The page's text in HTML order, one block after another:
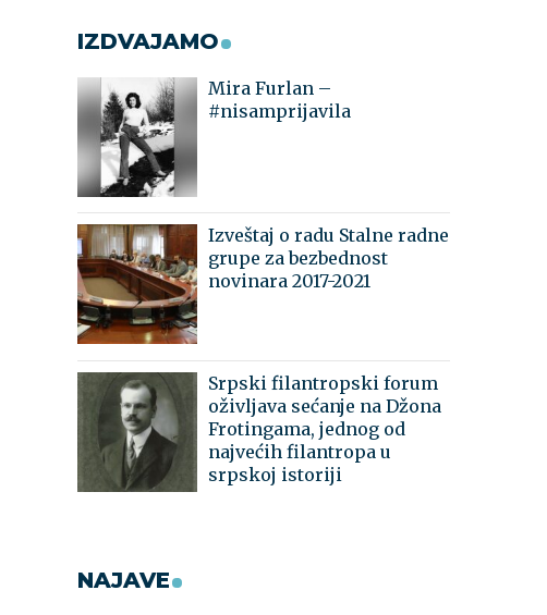
IZDVAJAMO
Mira Furlan –
#nisamprijavila
Izveštaj o radu Stalne radne
grupe za bezbednost
novinara 2017-2021
Srpski filantropski forum
oživljava sećanje na Džona
Frotingama, jednog od
najvećih filantropa u
srpskoj istoriji
NAJAVE